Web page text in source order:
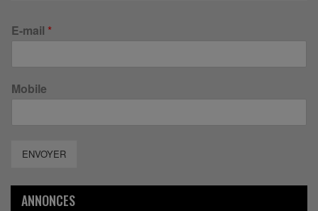
E-mail *
Mobile
ENVOYER
ANNONCES